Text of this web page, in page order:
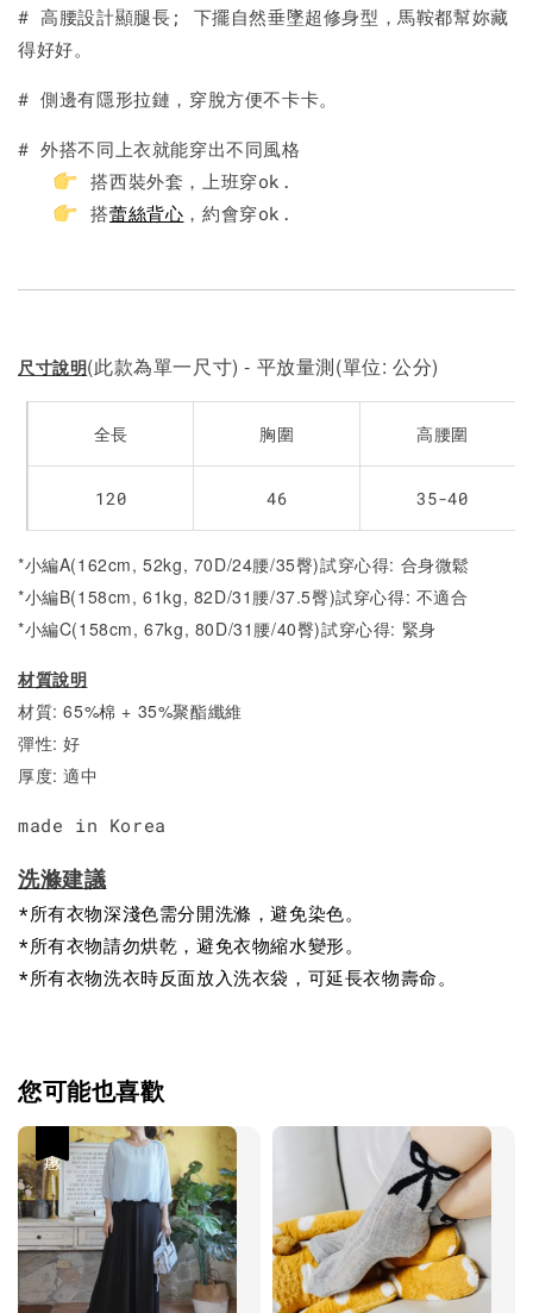
# 高腰設計顯腿長; 下擺自然垂墜超修身型，馬鞍都幫妳藏
得好好。
# 側邊有隱形拉鏈，穿脫方便不卡卡。
# 外搭不同上衣就能穿出不同風格
搭西裝外套，上班穿ok.
搭蕾絲背心 ，約會穿ok.
尺寸說明(此款為單一尺寸) - 平放量測(單位: 公分)
全長 胸圍 高腰圍
120 46 35-40
*小編A(162cm, 52kg, 70D/24腰/35臀)試穿心得: 合身微鬆
*小編B(158cm, 61kg, 82D/31腰/37.5臀)試穿心得: 不適合
*小編C(158cm, 67kg, 80D/31腰/40臀)試穿心得: 緊身
材質說明
材質: 65%棉 + 35%聚酯纖維
彈性: 好
厚度: 適中
made in Korea
洗滌建議
*所有衣物深淺色需分開洗滌，避免染色。
*所有衣物請勿烘乾，避免衣物縮水變形。
*所有衣物洗衣時反面放入洗衣袋，可延長衣物壽命。
您可能也喜歡